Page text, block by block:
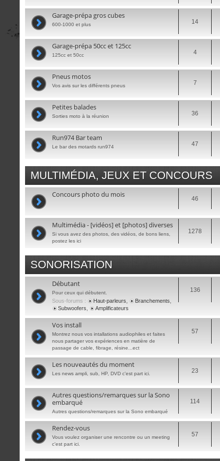
Garage-prépa gros cubes
600-1000 et plus 14
Garage-prépa 50cc et 125cc
125cc et 50cc 4
Pneus motos
Vos avis sur les différents pneus 7
Petites balades
Sorties moto à la réunion 36
Run974 Bar team
Le bar des motards run974 47
MULTIMÉDIA, JEUX ET CONCOURS
Concours photo du mois 46
Multimédia - [vidéos] et [photos] diverses
Si vous avez des photos, des vidéos, de bons liens,
postez les ici
1278
SONORISATION
Débutant
Pour ceux qui débutent.
Sous-forums : Haut-parleurs Branchements
Subwoofers
Amplificateurs
136
Vos install
Montrez nous vos intallations audiophiles et faites
nous partager vos expériences en matière de
passage de cable, fibrage, résine...ect
57
Les nouveautés du moment
Les news ampli, sub, HP, DVD c'est part ici. 23
Autres questions/remarques sur la Sono
embarqué
Autres questions/remarques sur la Sono embarqué
114
Rendez-vous
Vous voulez organiser une rencontre ou un meeting
c'est part ici.
57